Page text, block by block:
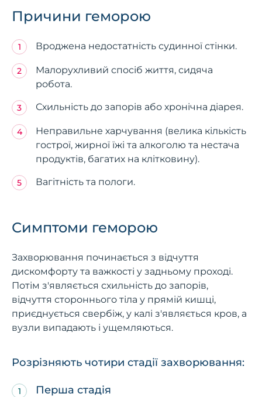
Причини геморою
Вроджена недостатність судинної стінки.
Малорухливий спосіб життя, сидяча
робота.
Схильність до запорів або хронічна діарея.
Неправильне харчування (велика кількість
гострої, жирної їжі та алкоголю та нестача
продуктів, багатих на клітковину).
Вагітність та пологи.
Симптоми геморою
Захворювання починається з відчуття
дискомфорту та важкості у задньому проході.
Потім з'являється схильність до запорів,
відчуття стороннього тіла у прямій кишці,
приєднується свербіж, у калі з'являється кров, а
вузли випадають і ущемляються.
Розрізняють чотири стадії захворювання:
Перша стадія